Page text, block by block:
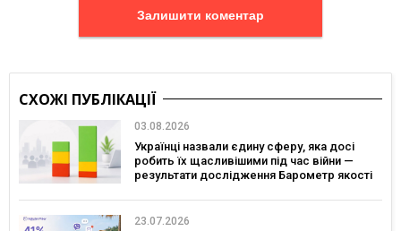
Залишити коментар
СХОЖІ ПУБЛІКАЦІЇ
03.08.2026
Українці назвали єдину сферу, яка досі
робить їх щасливішими під час війни —
результати дослідження Барометр якості
23.07.2026